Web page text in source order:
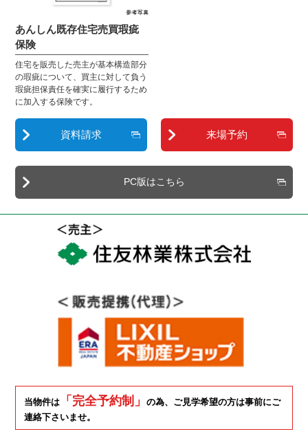
あんしん既存住宅売買瑕疵
保険
住宅を販売した売主が基本構造部分
の瑕疵について、買主に対して負う
瑕疵担保責任を確実に履行するため
に加入する保険です。
資料請求 来場予約
PC版はこちら
当物件は 「完全予約制」の為、ご見学希望の方は事前にご
連絡下さいませ。